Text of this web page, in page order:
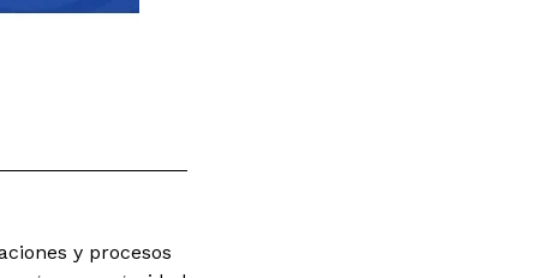
y procesos